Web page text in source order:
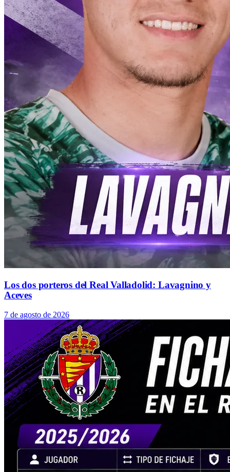
Los dos porteros del Real Valladolid: Lavagnino y
Aceves
7 de agosto de 2026